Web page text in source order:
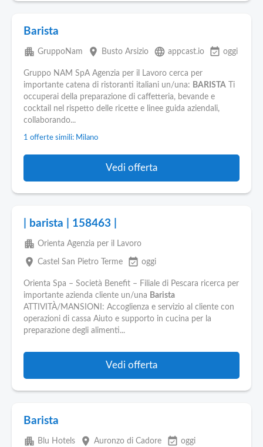
Barista
apartment GruppoNam place Busto Arsizio language appcast.io event_available oggi
Gruppo NAM SpA Agenzia per il Lavoro cerca per
importante catena di ristoranti italiani un/una: BARISTA Ti
occuperai della preparazione di caffetteria, bevande e
cocktail nel rispetto delle ricette e linee guida aziendali,
collaborando...
1 offerte simili: Milano
Vedi offerta
| barista | 158463 |
apartment Orienta Agenzia per il Lavoro
place Castel San Pietro Terme event_available oggi
Orienta Spa – Società Benefit – Filiale di Pescara ricerca per
importante azienda cliente un/una Barista
ATTIVITÀ/MANSIONI: Accoglienza e servizio al cliente con
operazioni di cassa Aiuto e supporto in cucina per la
preparazione degli alimenti...
Vedi offerta
Barista
apartment Blu Hotels place Auronzo di Cadore event_available oggi